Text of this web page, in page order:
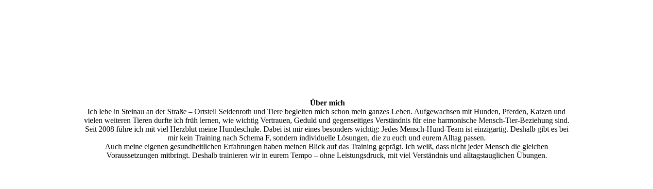
Über mich
Ich lebe in Steinau an der Straße – Ortsteil Seidenroth und Tiere begleiten mich schon mein ganzes Leben. Aufgewachsen mit Hunden, Pferden, Katzen und
vielen weiteren Tieren durfte ich früh lernen, wie wichtig Vertrauen, Geduld und gegenseitiges Verständnis für eine harmonische Mensch-Tier-Beziehung sind.
Seit 2008 führe ich mit viel Herzblut meine Hundeschule. Dabei ist mir eines besonders wichtig: Jedes Mensch-Hund-Team ist einzigartig. Deshalb gibt es bei
mir kein Training nach Schema F, sondern individuelle Lösungen, die zu euch und eurem Alltag passen.
Auch meine eigenen gesundheitlichen Erfahrungen haben meinen Blick auf das Training geprägt. Ich weiß, dass nicht jeder Mensch die gleichen
Voraussetzungen mitbringt. Deshalb trainieren wir in eurem Tempo – ohne Leistungsdruck, mit viel Verständnis und alltagstauglichen Übungen.